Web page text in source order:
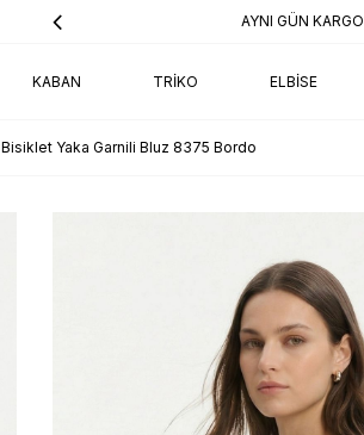
AYNI GÜN KARGO
KABAN TRIKO ELBISE
Bisiklet Yaka Garnili Bluz 8375 Bordo